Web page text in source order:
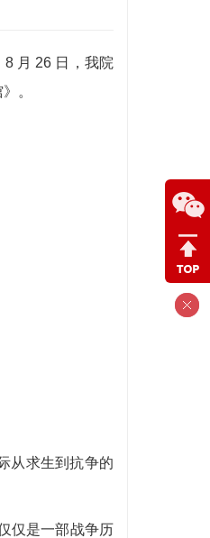
月 26 日，我院
。
从求生到抗争的
仅是一部战争历